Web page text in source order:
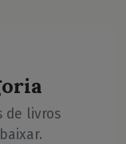
de livros